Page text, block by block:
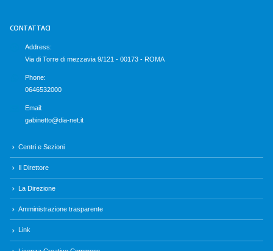
CONTATTACI
Address:
Via di Torre di mezzavia 9/121 - 00173 - ROMA
Phone:
0646532000
Email:
gabinetto@dia-net.it
Centri e Sezioni
Il Direttore
La Direzione
Amministrazione trasparente
Link